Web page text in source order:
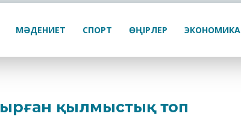
МӘДЕНИЕТ СПОРТ ӨҢІРЛЕР ЭКОНОМИКА
қылмыстық топ